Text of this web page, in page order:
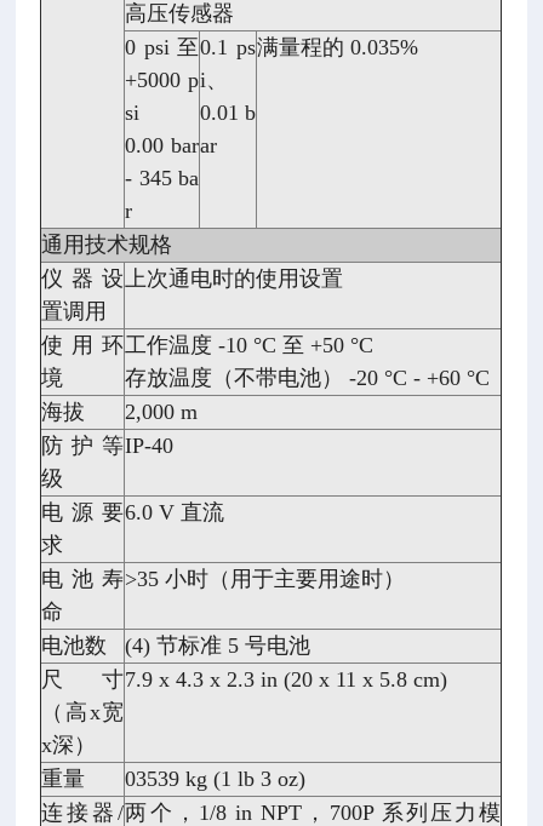
高压传感器
0 psi 至
+5000 p
si
0.00 bar
- 345 ba
r
0.1 ps
i、
0.01 b
ar
满量程的 0.035%
通用技术规格
仪器设
置调用
上次通电时的使用设置
使用环
境
工作温度 -10 °C 至 +50 °C
存放温度（不带电池） -20 °C - +60 °C
海拔
2,000 m
防护等
级
IP-40
电源要
求
6.0 V 直流
电池寿
命
>35 小时（用于主要用途时）
电池数
(4) 节标准 5 号电池
尺寸
（高x宽
x深）
7.9 x 4.3 x 2.3 in (20 x 11 x 5.8 cm)
重量
03539 kg (1 lb 3 oz)
连接器/两个，1/8 in NPT，700P 系列压力模